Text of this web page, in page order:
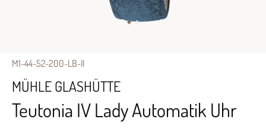
M1-44-52-200-LB-II
MÜHLE GLASHÜTTE
Teutonia IV Lady Automatik Uhr